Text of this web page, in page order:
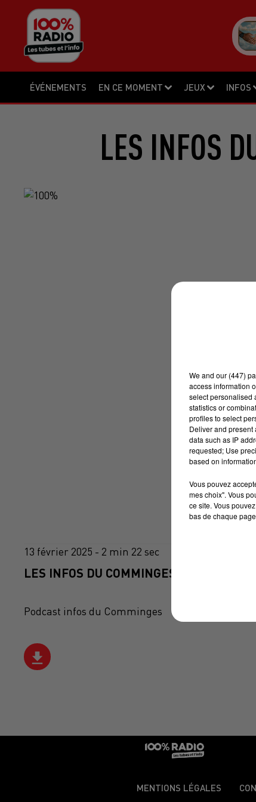
ÉVÉNEMENTS EN CE MOMENT JEUX INFOS
LES INFOS
13 février 2025 - 2 min 22 sec
LES INFOS DU COMMINGES DU 13/02/
Podcast infos du Comminges
MENTIONS LÉGALES
We and our (447)
access information
select personalised
statistics or
profiles to select
Deliver and present
data such as IP
requested; Use
based on
Vous pouvez
mes choix". Vous
ce site. Vous
bas de chaque